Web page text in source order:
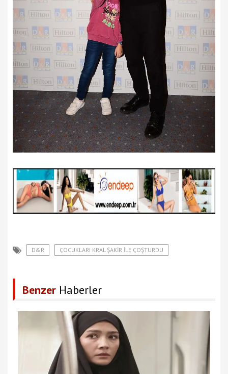
D&R ÇOCUKLARI KRAL ŞAKIR ILE ÇOŞTURDU
Benzer Haberler